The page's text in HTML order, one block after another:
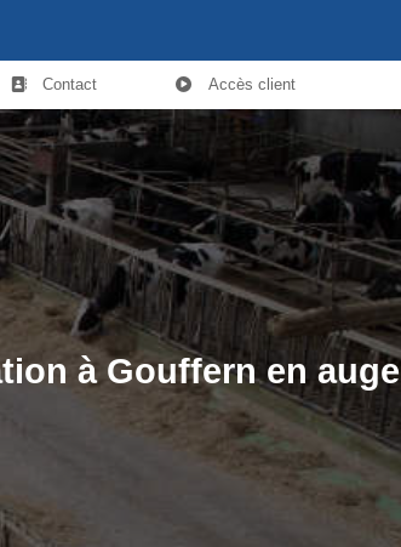
Contact Accès client
à Gouffern en auge